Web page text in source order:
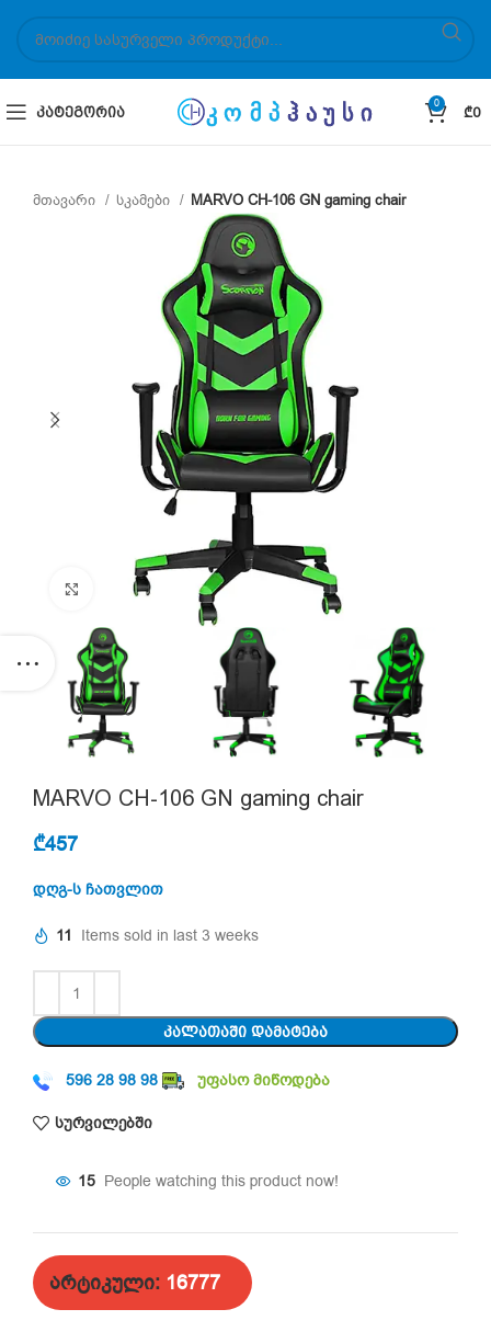
ᲙᲐᲢᲔᲒᲝᲠᲘᲐ
0
₾0
მთავარი სკამები MARVO CH-106 GN gaming chair
Click to enlarge
MARVO CH-106 GN gaming chair
₾457
დღგ-ს ჩათვლით
11 Items sold in last 3 weeks
ᲙᲐᲚᲐᲗᲐᲨᲘ ᲓᲐᲛᲐᲢᲔᲑᲐ
596 28 98 98 უფასო მიწოდება
სურვილებში
15 People watching this product now!
არტიკული: 16777